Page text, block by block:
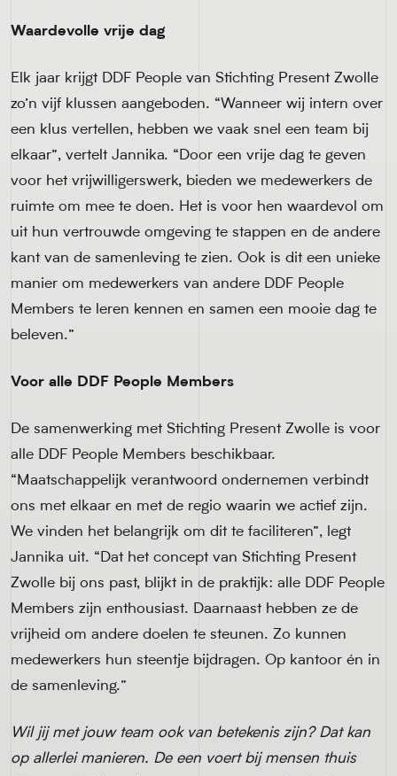
Waardevolle vrije dag
Elk jaar krijgt DDF People van Stichting Present Zwolle
zo’n vijf klussen aangeboden. “Wanneer wij intern over
een klus vertellen, hebben we vaak snel een team bij
elkaar”, vertelt Jannika. “Door een vrije dag te geven
voor het vrijwilligerswerk, bieden we medewerkers de
ruimte om mee te doen. Het is voor hen waardevol om
uit hun vertrouwde omgeving te stappen en de andere
kant van de samenleving te zien. Ook is dit een unieke
manier om medewerkers van andere DDF People
Members te leren kennen en samen een mooie dag te
beleven.”
Voor alle DDF People Members
De samenwerking met Stichting Present Zwolle is voor
alle DDF People Members beschikbaar.
“Maatschappelijk verantwoord ondernemen verbindt
ons met elkaar en met de regio waarin we actief zijn.
We vinden het belangrijk om dit te faciliteren”, legt
Jannika uit. “Dat het concept van Stichting Present
Zwolle bij ons past, blijkt in de praktijk: alle DDF People
Members zijn enthousiast. Daarnaast hebben ze de
vrijheid om andere doelen te steunen. Zo kunnen
medewerkers hun steentje bijdragen. Op kantoor én in
de samenleving.”
Wil jij met jouw team ook van betekenis zijn? Dat kan
op allerlei manieren. De een voert bij mensen thuis